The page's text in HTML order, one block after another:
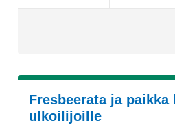
Fresbeerata ja paikka
ulkoilijoille